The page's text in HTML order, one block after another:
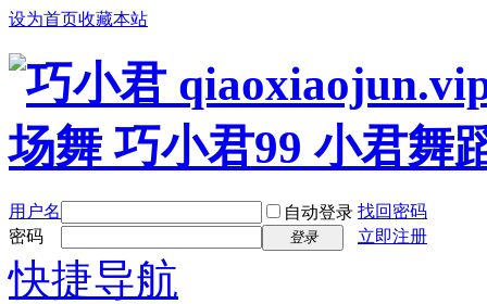
设为首页收藏本站
用户名 自动登录 找回密码
密码
登录 立即注册
快捷导航